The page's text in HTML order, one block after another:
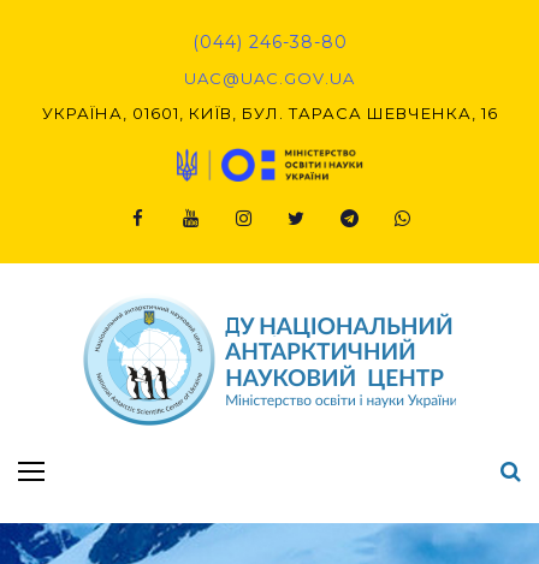
(044) 246-38-80
UAC@UAC.GOV.UA​​
УКРАЇНА, 01601, КИЇВ, БУЛ. ТАРАСА ШЕВЧЕНКА, 16